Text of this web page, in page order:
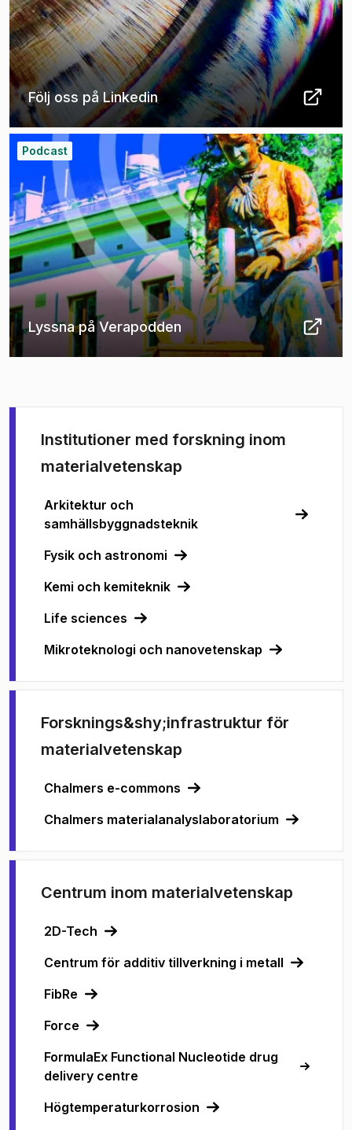
Följ oss på Linkedin
Podcast
Lyssna på Verapodden
Öppnas i ny flik
Institutioner med forskning inom
materialvetenskap
Arkitektur och
samhällsbyggnadsteknik
Fysik och astronomi
Kemi och kemiteknik
Life sciences
Mikroteknologi och nanovetenskap
Forsknings&shy;infrastruktur för
materialvetenskap
Chalmers e-commons
Chalmers materialanalyslaboratorium
Centrum inom materialvetenskap
2D-Tech
Centrum för additiv tillverkning i metall
FibRe
Force
FormulaEx Functional Nucleotide drug
delivery centre
Högtemperaturkorrosion